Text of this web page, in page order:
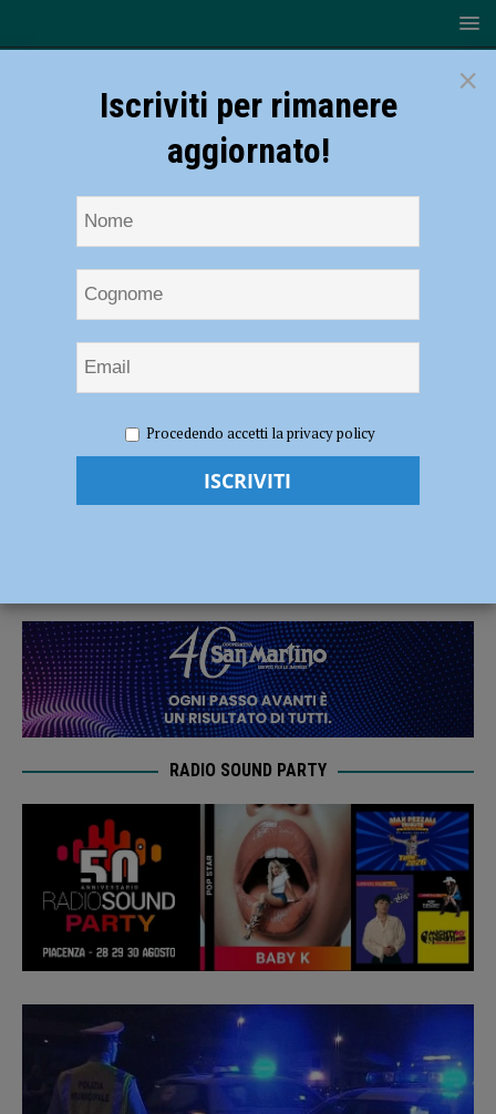
un’auto che non si ferma a prestare soccorso, accertamenti in corso
Urtato da un’auto che non si ferma a
RADIO SOUND PARTY
×
Iscriviti per rimanere
aggiornato!
Procedendo accetti la privacy policy